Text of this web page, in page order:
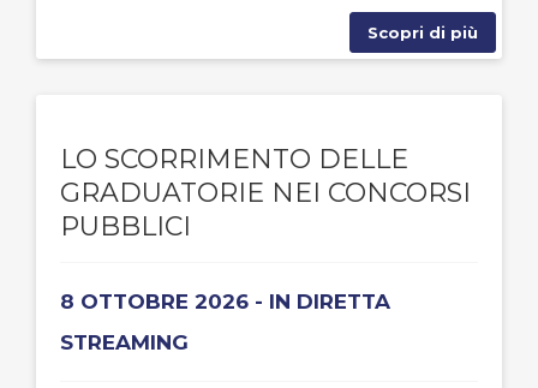
Scopri di più
LO SCORRIMENTO DELLE
GRADUATORIE NEI CONCORSI
PUBBLICI
8 OTTOBRE 2026 - IN DIRETTA
STREAMING